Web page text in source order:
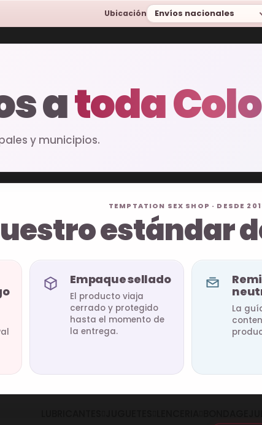
Ubicación Envíos nacionales
atoda
y municipios.
TEMPTATION SEX SHOP · DESDE
estándar
Empaque sellado
El producto viaja
cerrado y protegido
hasta el momento de
la entrega.
La